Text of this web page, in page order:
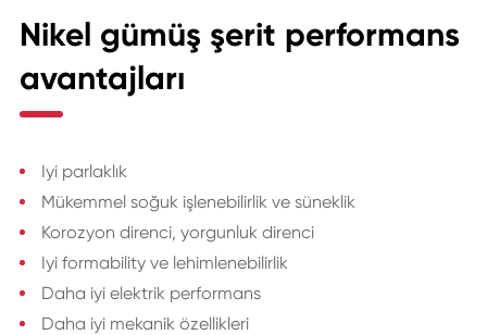
Nikel gümüş şerit performans
avantajları
Iyi parlaklık
Mükemmel soğuk işlenebilirlik ve süneklik
Korozyon direnci, yorgunluk direnci
Iyi formability ve lehimlenebilirlik
Daha iyi elektrik performans
Daha iyi mekanik özellikleri